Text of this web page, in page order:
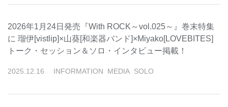
2026年1月24日発売『With ROCK～vol.025～』巻末特集
に 瑠伊[vistlip]×山葵[和楽器バンド]×Miyako[LOVEBITES]
トーク・セッション＆ソロ・インタビュー掲載！
2025 12 16 INFORMATION MEDIA SOLO